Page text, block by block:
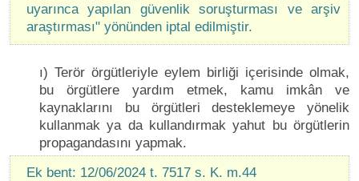
uyarınca yapılan güvenlik soruşturması ve arşiv
araştırması" yönünden iptal edilmiştir.
ı) Terör örgütleriyle eylem birliği içerisinde olmak,
bu örgütlere yardım etmek, kamu imkân ve
kaynaklarını bu örgütleri desteklemeye yönelik
kullanmak ya da kullandırmak yahut bu örgütlerin
propagandasını yapmak.
Ek bent: 12/06/2024 t. 7517 s. K. m.44